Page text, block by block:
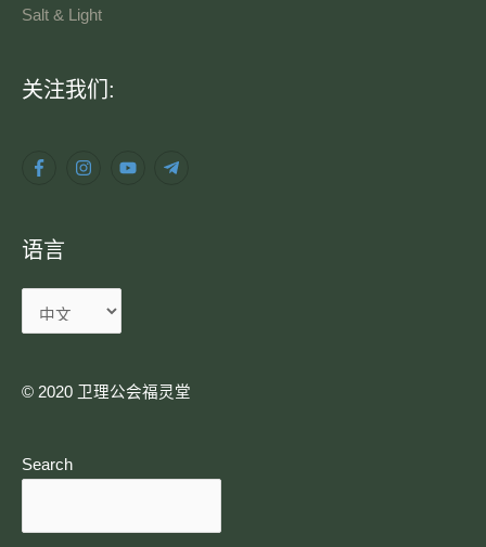
Salt & Light
关注我们:
语言
语
© 2020 卫理公会福灵堂​
Search